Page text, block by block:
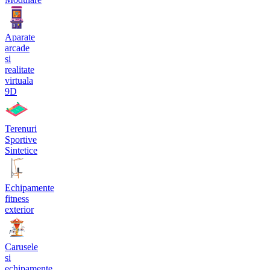
Aparate
arcade
si
realitate
virtuala
9D
Terenuri
Sportive
Sintetice
Echipamente
fitness
exterior
Carusele
si